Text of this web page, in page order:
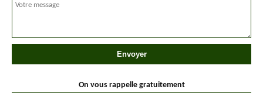
On vous rappelle gratuitement